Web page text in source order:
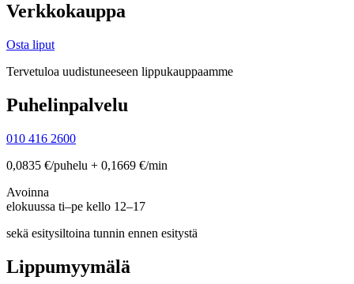
Verkkokauppa
Osta liput
Tervetuloa uudistuneeseen lippukauppaamme
Puhelinpalvelu
010 416 2600
0,0835 €/puhelu + 0,1669 €/min
Avoinna
elokuussa ti–pe kello 12–17
sekä esitysiltoina tunnin ennen esitystä
Lippumyymälä